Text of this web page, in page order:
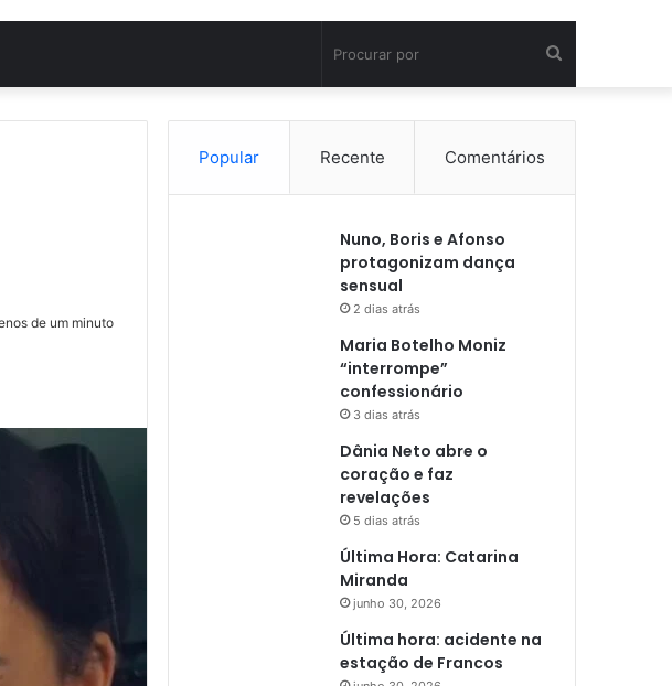
por
de um minuto
Popular Recente Comentários
Nuno, Boris e Afonso
protagonizam dança
sensual
2 dias atrás
Maria Botelho Moniz
“interrompe”
confessionário
3 dias atrás
Dânia Neto abre o
coração e faz
revelações
5 dias atrás
Última Hora: Catarina
Miranda
junho 30, 2026
Última hora: acidente na
estação de Francos